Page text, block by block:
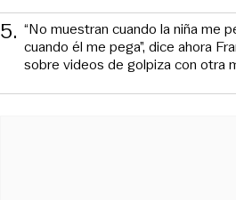
5. “No muestran cuando la niña me
cuando él me pega”, dice ahora
sobre videos de golpiza con otra